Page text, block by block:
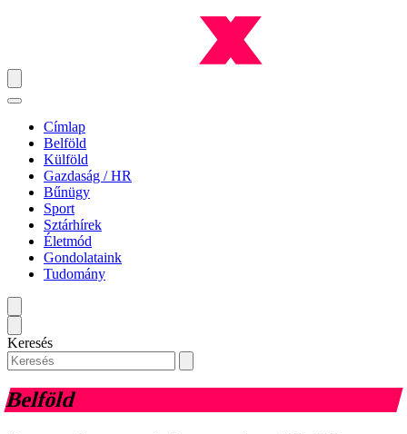
Címlap
Belföld
Külföld
Gazdaság / HR
Bűnügy
Sport
Sztárhírek
Életmód
Gondolataink
Tudomány
Keresés
Belföld